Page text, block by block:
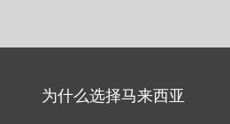
为什么选择马来西亚